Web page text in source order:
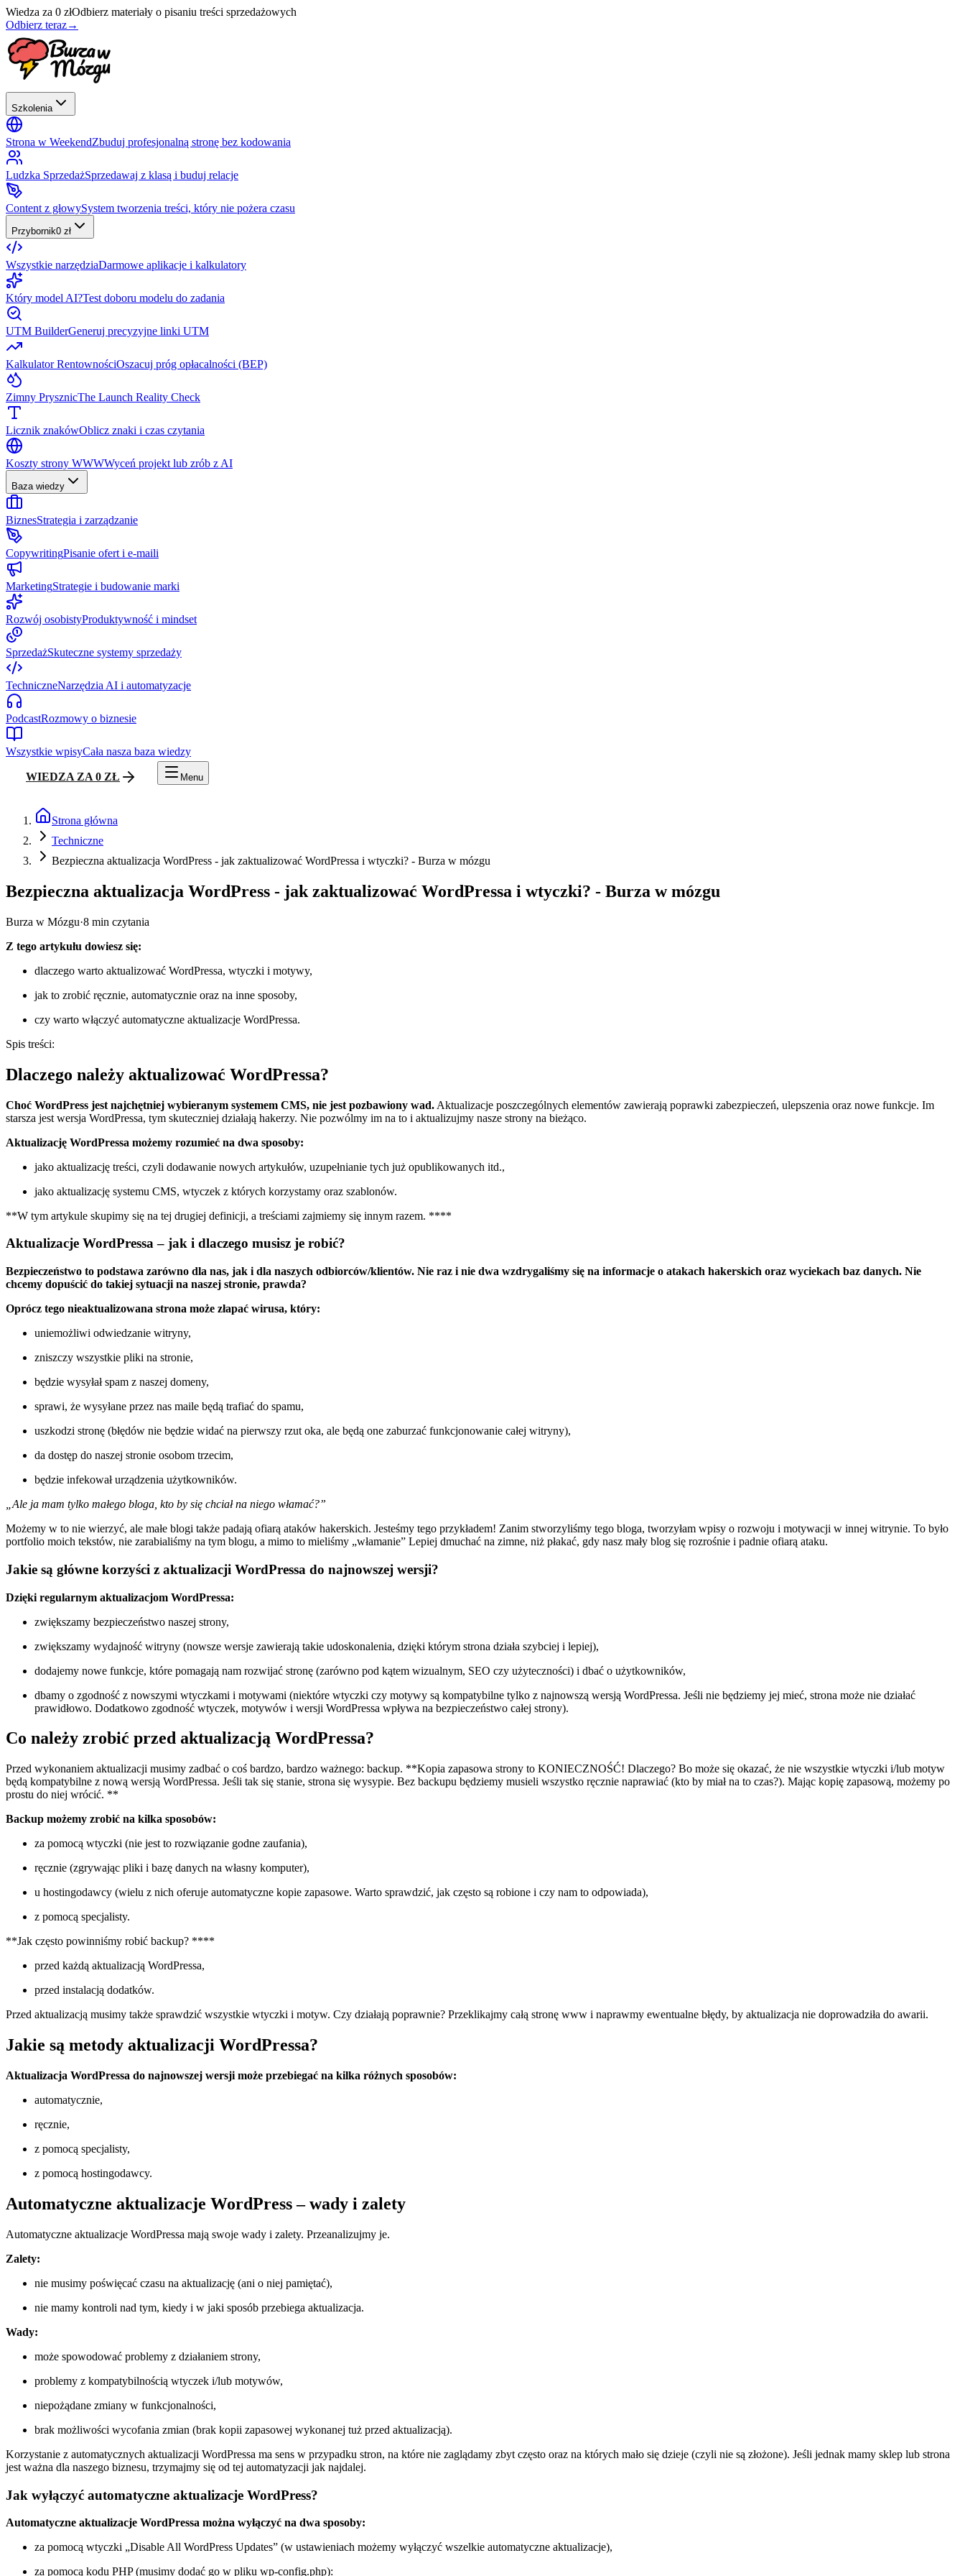
Wiedza za 0 złOdbierz materiały o pisaniu treści sprzedażowych
Odbierz teraz→
Szkolenia
Strona w WeekendZbuduj profesjonalną stronę bez kodowania
Ludzka SprzedażSprzedawaj z klasą i buduj relacje
Content z głowySystem tworzenia treści, który nie pożera czasu
Przybornik0 zł
Wszystkie narzędziaDarmowe aplikacje i kalkulatory
Który model AI?Test doboru modelu do zadania
UTM BuilderGeneruj precyzyjne linki UTM
Kalkulator RentownościOszacuj próg opłacalności (BEP)
Zimny PrysznicThe Launch Reality Check
Licznik znakówOblicz znaki i czas czytania
Koszty strony WWWWyceń projekt lub zrób z AI
Baza wiedzy
BiznesStrategia i zarządzanie
CopywritingPisanie ofert i e-maili
MarketingStrategie i budowanie marki
Rozwój osobistyProduktywność i mindset
SprzedażSkuteczne systemy sprzedaży
TechniczneNarzędzia AI i automatyzacje
PodcastRozmowy o biznesie
Wszystkie wpisyCała nasza baza wiedzy
WIEDZA ZA 0 ZŁ Menu
Strona główna
Techniczne
Bezpieczna aktualizacja WordPress - jak zaktualizować WordPressa i wtyczki? - Burza w mózgu
Bezpieczna aktualizacja WordPress - jak zaktualizować WordPressa i wtyczki? - Burza w mózgu
Burza w Mózgu·8 min czytania
Z tego artykułu dowiesz się:
dlaczego warto aktualizować WordPressa, wtyczki i motywy,
jak to zrobić ręcznie, automatycznie oraz na inne sposoby,
czy warto włączyć automatyczne aktualizacje WordPressa.
Spis treści:
Dlaczego należy aktualizować WordPressa?
Choć WordPress jest najchętniej wybieranym systemem CMS, nie jest pozbawiony wad. Aktualizacje poszczególnych elementów zawierają poprawki zabezpieczeń, ulepszenia oraz nowe funkcje. Im
starsza jest wersja WordPressa, tym skuteczniej działają hakerzy. Nie pozwólmy im na to i aktualizujmy nasze strony na bieżąco.
Aktualizację WordPressa możemy rozumieć na dwa sposoby:
jako aktualizację treści, czyli dodawanie nowych artykułów, uzupełnianie tych już opublikowanych itd.,
jako aktualizację systemu CMS, wtyczek z których korzystamy oraz szablonów.
**W tym artykule skupimy się na tej drugiej definicji, a treściami zajmiemy się innym razem. ****
Aktualizacje WordPressa – jak i dlaczego musisz je robić?
Bezpieczeństwo to podstawa zarówno dla nas, jak i dla naszych odbiorców/klientów. Nie raz i nie dwa wzdrygaliśmy się na informacje o atakach hakerskich oraz wyciekach baz danych. Nie
chcemy dopuścić do takiej sytuacji na naszej stronie, prawda?
Oprócz tego nieaktualizowana strona może złapać wirusa, który:
uniemożliwi odwiedzanie witryny,
zniszczy wszystkie pliki na stronie,
będzie wysyłał spam z naszej domeny,
sprawi, że wysyłane przez nas maile będą trafiać do spamu,
uszkodzi stronę (błędów nie będzie widać na pierwszy rzut oka, ale będą one zaburzać funkcjonowanie całej witryny),
da dostęp do naszej stronie osobom trzecim,
będzie infekował urządzenia użytkowników.
„Ale ja mam tylko małego bloga, kto by się chciał na niego włamać?”
Możemy w to nie wierzyć, ale małe blogi także padają ofiarą ataków hakerskich. Jesteśmy tego przykładem! Zanim stworzyliśmy tego bloga, tworzyłam wpisy o rozwoju i motywacji w innej witrynie. To było
portfolio moich tekstów, nie zarabialiśmy na tym blogu, a mimo to mieliśmy „włamanie” Lepiej dmuchać na zimne, niż płakać, gdy nasz mały blog się rozrośnie i padnie ofiarą ataku.
Jakie są główne korzyści z aktualizacji WordPressa do najnowszej wersji?
Dzięki regularnym aktualizacjom WordPressa:
zwiększamy bezpieczeństwo naszej strony,
zwiększamy wydajność witryny (nowsze wersje zawierają takie udoskonalenia, dzięki którym strona działa szybciej i lepiej),
dodajemy nowe funkcje, które pomagają nam rozwijać stronę (zarówno pod kątem wizualnym, SEO czy użyteczności) i dbać o użytkowników,
dbamy o zgodność z nowszymi wtyczkami i motywami (niektóre wtyczki czy motywy są kompatybilne tylko z najnowszą wersją WordPressa. Jeśli nie będziemy jej mieć, strona może nie działać
prawidłowo. Dodatkowo zgodność wtyczek, motywów i wersji WordPressa wpływa na bezpieczeństwo całej strony).
Co należy zrobić przed aktualizacją WordPressa?
Przed wykonaniem aktualizacji musimy zadbać o coś bardzo, bardzo ważnego: backup. **Kopia zapasowa strony to KONIECZNOŚĆ! Dlaczego? Bo może się okazać, że nie wszystkie wtyczki i/lub motyw
będą kompatybilne z nową wersją WordPressa. Jeśli tak się stanie, strona się wysypie. Bez backupu będziemy musieli wszystko ręcznie naprawiać (kto by miał na to czas?). Mając kopię zapasową, możemy po
prostu do niej wrócić. **
Backup możemy zrobić na kilka sposobów:
za pomocą wtyczki (nie jest to rozwiązanie godne zaufania),
ręcznie (zgrywając pliki i bazę danych na własny komputer),
u hostingodawcy (wielu z nich oferuje automatyczne kopie zapasowe. Warto sprawdzić, jak często są robione i czy nam to odpowiada),
z pomocą specjalisty.
**Jak często powinniśmy robić backup? ****
przed każdą aktualizacją WordPressa,
przed instalacją dodatków.
Przed aktualizacją musimy także sprawdzić wszystkie wtyczki i motyw. Czy działają poprawnie? Przeklikajmy całą stronę www i naprawmy ewentualne błędy, by aktualizacja nie doprowadziła do awarii.
Jakie są metody aktualizacji WordPressa?
Aktualizacja WordPressa do najnowszej wersji może przebiegać na kilka różnych sposobów:
automatycznie,
ręcznie,
z pomocą specjalisty,
z pomocą hostingodawcy.
Automatyczne aktualizacje WordPress – wady i zalety
Automatyczne aktualizacje WordPressa mają swoje wady i zalety. Przeanalizujmy je.
Zalety:
nie musimy poświęcać czasu na aktualizację (ani o niej pamiętać),
nie mamy kontroli nad tym, kiedy i w jaki sposób przebiega aktualizacja.
Wady:
może spowodować problemy z działaniem strony,
problemy z kompatybilnością wtyczek i/lub motywów,
niepożądane zmiany w funkcjonalności,
brak możliwości wycofania zmian (brak kopii zapasowej wykonanej tuż przed aktualizacją).
Korzystanie z automatycznych aktualizacji WordPressa ma sens w przypadku stron, na które nie zaglądamy zbyt często oraz na których mało się dzieje (czyli nie są złożone). Jeśli jednak mamy sklep lub strona
jest ważna dla naszego biznesu, trzymajmy się od tej automatyzacji jak najdalej.
Jak wyłączyć automatyczne aktualizacje WordPress?
Automatyczne aktualizacje WordPressa można wyłączyć na dwa sposoby:
za pomocą wtyczki „Disable All WordPress Updates” (w ustawieniach możemy wyłączyć wszelkie automatyczne aktualizacje),
za pomocą kodu PHP (musimy dodać go w pliku wp-config.php):